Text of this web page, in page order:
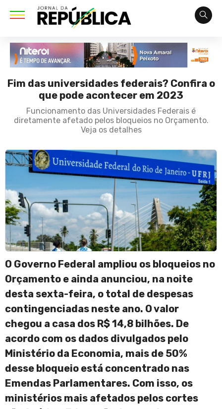
Fim das universidades federais? Confira o
que pode acontecer em 2023
Funcionamento das Universidades Federais é
diretamente afetado pelos bloqueios no Orçamento.
Veja os detalhes
O Governo Federal ampliou os bloqueios no
Orçamento e ainda anunciou, na noite
desta sexta-feira, o total de despesas
contingenciadas neste ano. O valor
chegou a casa dos R$ 14,8 bilhões. De
acordo com os dados divulgados pelo
Ministério da Economia, mais de 50%
desse bloqueio está concentrado nas
Emendas Parlamentares. Com isso, os
ministérios mais afetados pelos cortes